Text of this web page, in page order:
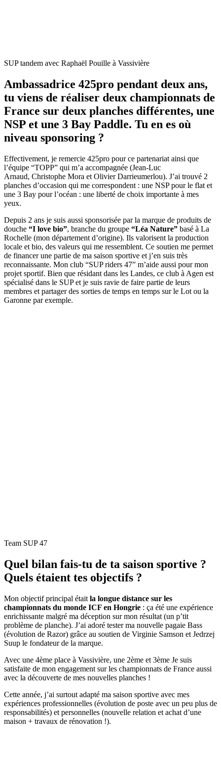
SUP tandem avec Raphaël Pouille à Vassivière
Ambassadrice 425pro pendant deux ans,
tu viens de réaliser deux championnats de
France sur deux planches différentes, une
NSP et une 3 Bay Paddle. Tu en es où
niveau sponsoring ?
​Effectivement, je remercie 425pro pour ce partenariat ainsi que
l’équipe “TOPP” qui m’a accompagnée (Jean-Luc
Arnaud, Christophe Mora et Olivier Darrieumerlou). J’ai trouvé 2
planches d’occasion qui me correspondent : une NSP pour le flat et
une 3 Bay pour l’océan : une liberté de choix importante à mes
yeux.
Depuis 2 ans je suis aussi sponsorisée par la marque de produits de
douche “I love bio”, branche du groupe “Léa Nature” basé à La
Rochelle (mon département d’origine). Ils valorisent la production
locale et bio, des valeurs qui me ressemblent. Ce soutien me permet
de financer une partie de ma saison sportive et j’en suis très
reconnaissante. Mon club “SUP riders 47” m’aide aussi pour mon
projet sportif. Bien que résidant dans les Landes, ce club à Agen est
spécialisé dans le SUP et je suis ravie de faire partie de leurs
membres et partager des sorties de temps en temps sur le Lot ou la
Garonne par exemple.
Team SUP 47
Quel bilan fais-tu de ta saison sportive ?
Quels étaient tes objectifs ?
Mon objectif principal était la longue distance sur les
championnats du monde ICF en Hongrie : ça été une expérience
enrichissante malgré ma déception sur mon résultat (un p’tit
problème de planche). J’ai adoré tester ma nouvelle pagaie Bass
(évolution de Razor) grâce au soutien de Virginie Samson et Jedrzej
Suup le fondateur de la marque.
Avec une 4ème place à Vassivière, une 2ème et 3ème Je suis
satisfaite de mon engagement sur les championnats de France aussi
avec la découverte de mes nouvelles planches !
Cette année, j’ai surtout adapté ma saison sportive avec mes
expériences professionnelles (évolution de poste avec un peu plus de
responsabilités) et personnelles (nouvelle relation et achat d’une
maison + travaux de rénovation !).